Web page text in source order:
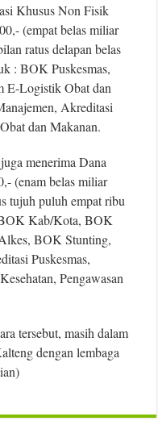
Khusus Non Fisik
(empat belas miliar
ratus delapan belas
: BOK Puskesmas,
E-Logistik Obat dan
Akreditasi
dan Makanan.
menerima Dana
(enam belas miliar
tujuh puluh empat ribu
Kab/Kota, BOK
BOK Stunting,
Puskesmas,
Pengawasan
tersebut, masih dalam
dengan lembaga